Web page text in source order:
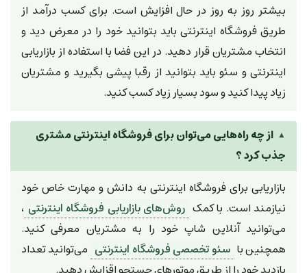
بیشتر روز به روز در حال افزایش است. برای کسب درآمد از
طریق فروشگاه اینترنتی باید بتوانید خود را در معرض دید و
انتخاب مشتریان قرار دهید. در این فضا با استفاده از بازاریابی
اینترنتی و سئو باید بتوانید از رقبا پیشی بگیرید و مشتریان
زیاد پیدا کنید و سود بسیار زیاد کسب کنید.
از چه راه‌هایی می‌توان برای فروشگاه اینترنتی مشتری
جذب کرد ؟
بازاریابی برای فروشگاه اینترنتی به دانش و مهارت خاص خود
نیازمند است. با کمک روش‌های بازاریابی فروشگاه اینترنتی ،
می‌توانید آنلاین شاپ خود را به مشتریان معرفی کنید.
همچنین با سئو تخصصی فروشگاه اینترنتی می‌توانید تعداد